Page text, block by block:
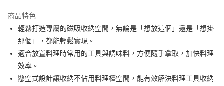
2.透過簡訊連結打開帳單後，可選擇「超商條碼／台灣大直營門市／銀行轉
【注意事項】
1.本服務係由「台灣大哥大股份有限公司」（以下簡稱本公司）所提供，讓
用戶於交易時，得透過本服務購買商品或服務，並由商店將買賣／分期付款
買賣價金債權讓與本公司後，依約使用本公司帳單繳交帳款。
2.基於同意付款使用「大哥付你分期」之契約關係目的，商店將以您的個人
商品特色
輕鬆打造專屬的磁吸收納空間，無論是「想放這個」還是「想掛
那個」，都能輕鬆實現。
適合放置料理時常用的工具與調味料，方便隨手拿取，加快料理
效率。
懸空式設計讓收納不佔用料理檯空間，能有效解決料理工具收納